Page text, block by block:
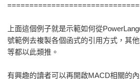
上面這個例子就是示範如何從
號範例去複製各個函式的引用方式，其
等都以此類推。
有興趣的讀者可以再開啟MACD相關的